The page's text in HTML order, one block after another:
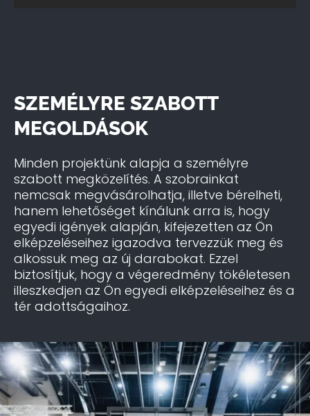
SZEMÉLYRE SZABOTT
MEGOLDÁSOK
Minden projektünk alapja a személyre
szabott megközelítés. A szobrainkat
nemcsak megvásárolhatja, illetve bérelheti,
hanem lehetőséget kínálunk arra is, hogy
egyedi igények alapján, kifejezetten az Ön
elképzeléseihez igazodva tervezzük meg és
alkossuk meg az új darabokat. Ezzel
biztosítjuk, hogy a végeredmény tökéletesen
illeszkedjen az Ön egyedi elképzeléseihez és a
tér adottságaihoz.